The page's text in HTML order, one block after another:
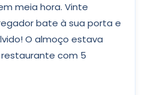
meia hora. Vinte
bate à sua porta e
O almoço estava
com 5